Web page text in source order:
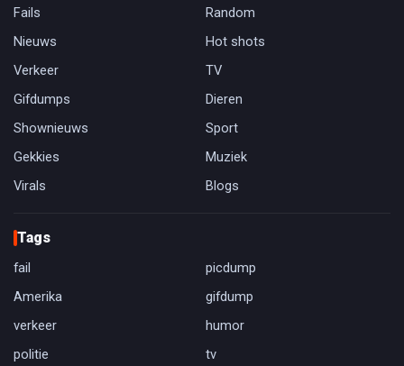
Fails
Random
Nieuws
Hot shots
Verkeer
TV
Gifdumps
Dieren
Shownieuws
Sport
Gekkies
Muziek
Virals
Blogs
Tags
fail
picdump
Amerika
gifdump
verkeer
humor
politie
tv